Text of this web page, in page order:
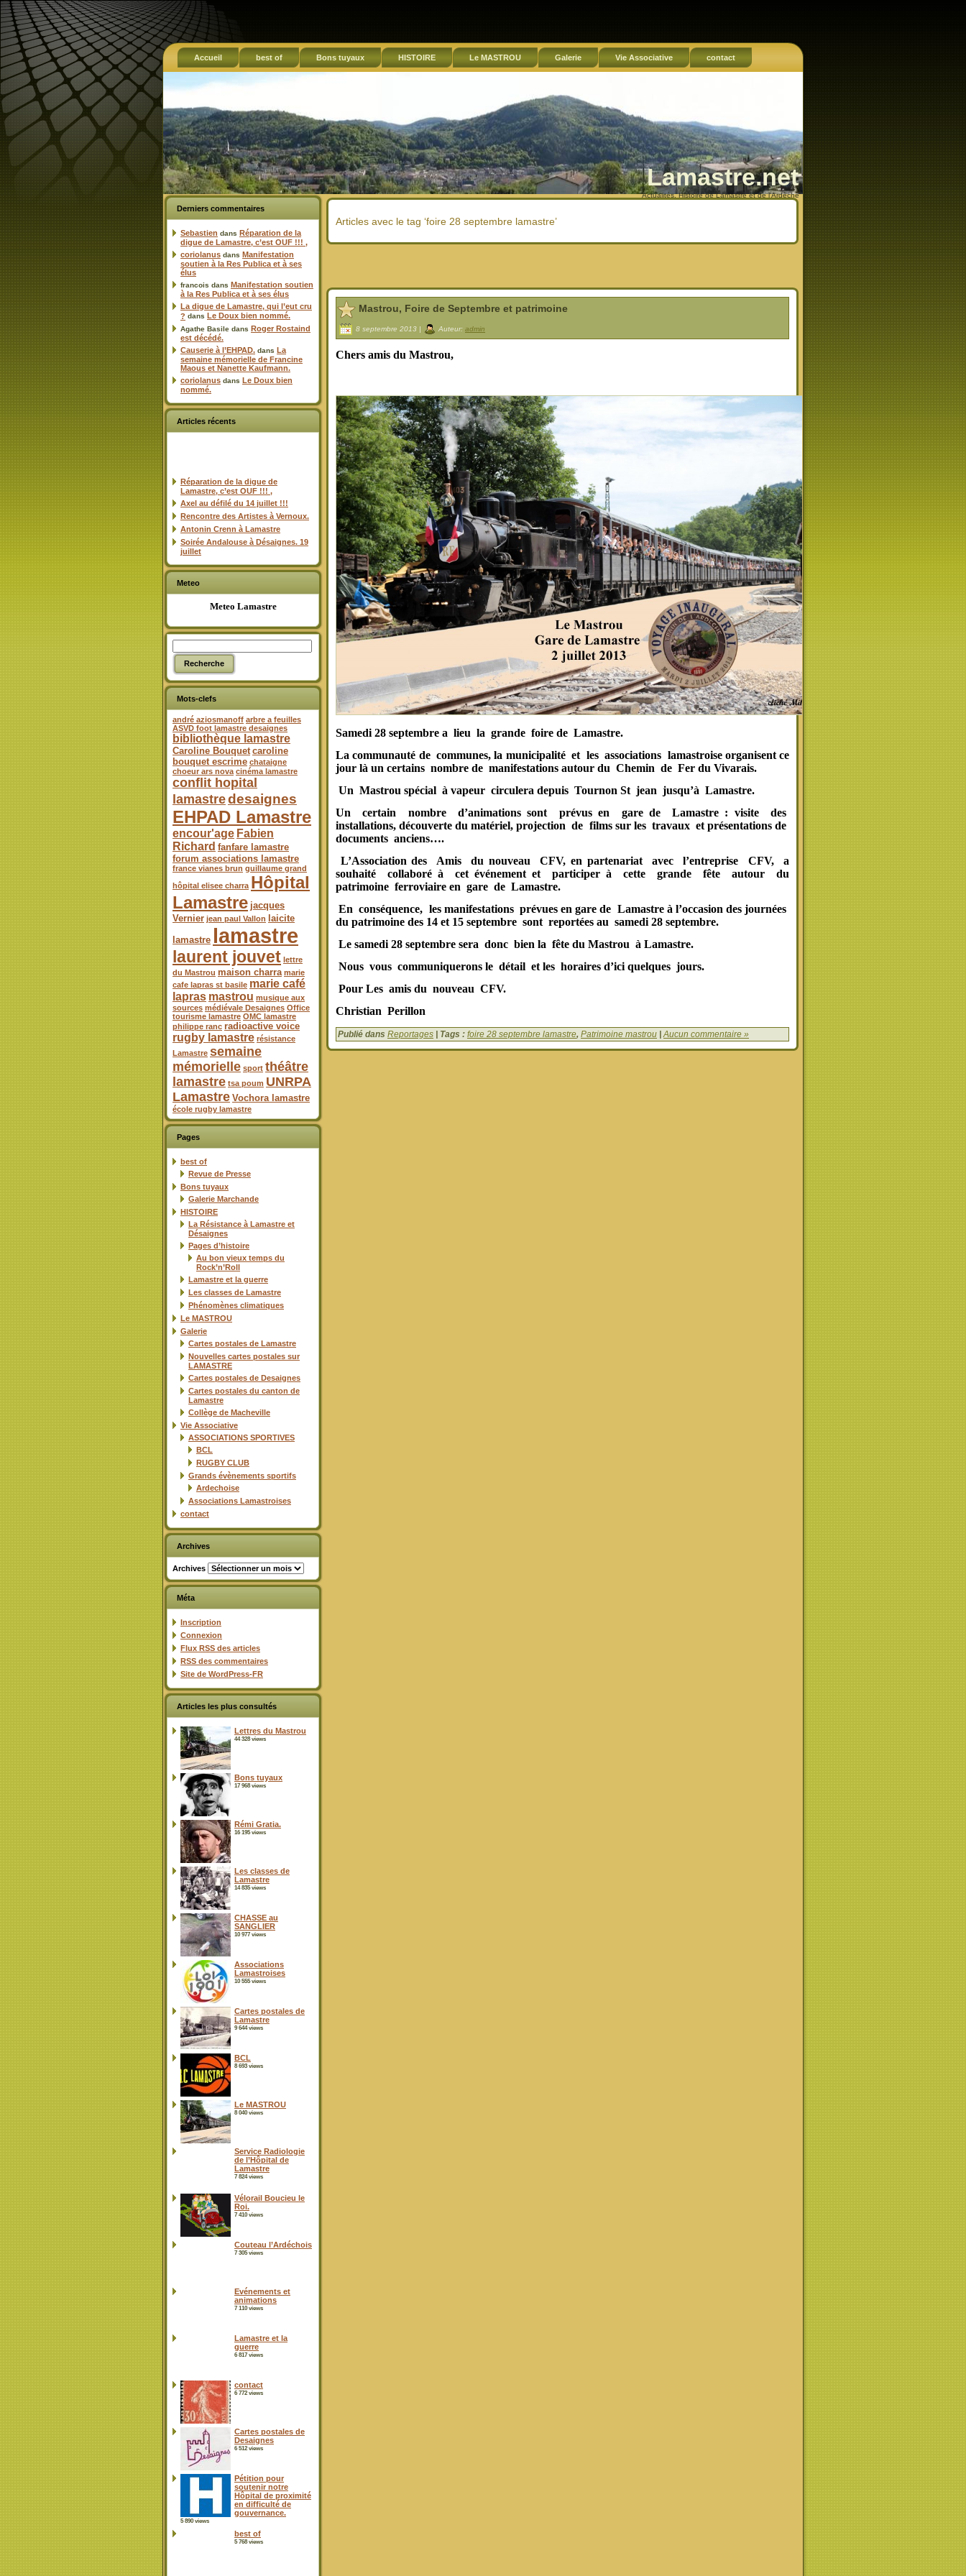
Accueil best of Bons tuyaux HISTOIRE Le MASTROU Galerie Vie Associative contact
Lamastre.net
Actualités, Histoire de Lamastre et de l'Ardèche
Derniers commentaires
Sebastien dans Réparation de la
digue de Lamastre, c’est OUF !!! ,
coriolanus dans Manifestation
soutien à la Res Publica et à ses
élus
francois dans Manifestation soutien
à la Res Publica et à ses élus
La digue de Lamastre, qui l’eut cru
? dans Le Doux bien nommé.
Agathe Basile dans Roger Rostaind
est décédé.
Causerie à l’EHPAD. dans La
semaine mémorielle de Francine
Maous et Nanette Kaufmann.
coriolanus dans Le Doux bien
nommé.
Articles récents
Réparation de la digue de
Lamastre, c’est OUF !!! ,
Axel au défilé du 14 juillet !!!
Rencontre des Artistes à Vernoux.
Antonin Crenn à Lamastre
Soirée Andalouse à Désaignes. 19
juillet
Meteo
Meteo Lamastre
Mots-clefs
andré aziosmanoff arbre a feuilles
ASVD foot lamastre desaignes
bibliothèque lamastre
Caroline Bouquet caroline
bouquet escrime chataigne
choeur ars nova cinéma lamastre
conflit hopital
lamastredesaignes
EHPAD Lamastre
encour'age Fabien
Richard fanfare lamastre
forum associations lamastre
france vianes brun guillaume grand
hôpital elisee charra Hôpital
Lamastre jacques
Vernier jean paul Vallon
laicite
lamastre lamastre
laurent jouvet lettre
du Mastrou maison charra marie
cafe lapras st basile marie café
lapras mastrou musique aux
sources médiévale Desaignes Office
tourisme lamastre OMC lamastre
philippe ranc radioactive voice
rugby lamastre résistance
Lamastre semaine
mémorielle sport théâtre
lamastre tsa poum UNRPA
Lamastre Vochora lamastre
école rugby lamastre
Pages
best of
Revue de Presse
Bons tuyaux
Galerie Marchande
HISTOIRE
La Résistance à Lamastre et
Désaignes
Pages d’histoire
Au bon vieux temps du
Rock’n’Roll
Lamastre et la guerre
Les classes de Lamastre
Phénomènes climatiques
Le MASTROU
Galerie
Cartes postales de Lamastre
Nouvelles cartes postales sur
LAMASTRE
Cartes postales de Desaignes
Cartes postales du canton de
Lamastre
Collège de Macheville
Vie Associative
ASSOCIATIONS SPORTIVES
BCL
RUGBY CLUB
Grands évènements sportifs
Ardechoise
Associations Lamastroises
contact
Archives
Archives
Méta
Inscription
Connexion
Flux RSS des articles
RSS des commentaires
Site de WordPress-FR
Articles les plus consultés
Lettres du Mastrou
44 328 views
Bons tuyaux
17 968 views
Rémi Gratia.
16 195 views
Les classes de
Lamastre
14 835 views
CHASSE au
SANGLIER
10 977 views
Associations
Lamastroises
10 555 views
Cartes postales de
Lamastre
9 644 views
BCL
8 693 views
Le MASTROU
8 040 views
Service Radiologie
de l’Hôpital de
Lamastre
7 824 views
Vélorail Boucieu le
Roi.
7 410 views
Couteau l’Ardéchois
7 305 views
Evénements et
animations
7 110 views
Lamastre et la
guerre
6 817 views
contact
6 772 views
Cartes postales de
Desaignes
6 512 views
Pétition pour
soutenir notre
Hôpital de proximité
en difficulté de
gouvernance.
5 890 views
best of
5 768 views
Articles avec le tag ‘foire 28 septembre lamastre’
Mastrou, Foire de Septembre et patrimoine
8 septembre 2013 | Auteur: admin
Chers amis du Mastrou,
Samedi 28 septembre a lieu la grande foire de Lamastre.
La communauté de communes, la municipalité et les associations lamastroise organisent ce
jour là un certains nombre de manifestations autour du Chemin de Fer du Vivarais.
Un Mastrou spécial à vapeur circulera depuis Tournon St jean jusqu’à Lamastre.
Un certain nombre d’animations sont prévus en gare de Lamastre : visite des
installations, découverte du matériel, projection de films sur les travaux et présentations de
documents anciens….
L’Association des Amis du nouveau CFV, en partenariat avec l’entreprise CFV, a
souhaité collaboré à cet événement et participer à cette grande fête autour du
patrimoine ferroviaire en gare de Lamastre.
En conséquence, les manifestations prévues en gare de Lamastre à l’occasion des journées
du patrimoine des 14 et 15 septembre sont reportées au samedi 28 septembre.
Le samedi 28 septembre sera donc bien la fête du Mastrou à Lamastre.
Nous vous communiquerons le détail et les horaires d’ici quelques jours.
Pour Les amis du nouveau CFV.
Christian Perillon
Publié dans Reportages | Tags : foire 28 septembre lamastre, Patrimoine mastrou |Aucun commentaire »